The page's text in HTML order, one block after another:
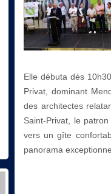
Elle débuta dès
Privat, dominant
des architectes
Saint-Privat, le
vers un gîte
panorama